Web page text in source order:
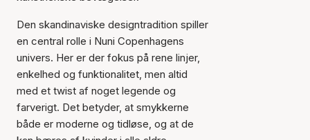
Den skandinaviske designtradition spiller
en central rolle i Nuni Copenhagens
univers. Her er der fokus på rene linjer,
enkelhed og funktionalitet, men altid
med et twist af noget legende og
farverigt. Det betyder, at smykkerne
både er moderne og tidløse, og at de